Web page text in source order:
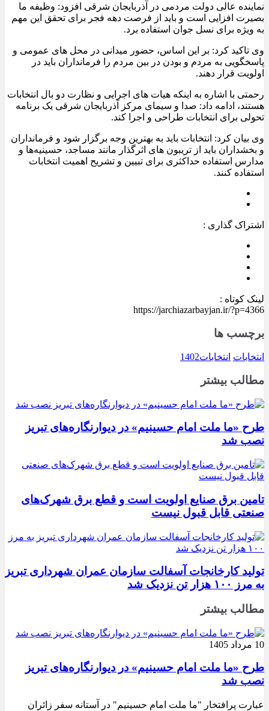
نماینده عالی دولت مردمی در آذربایجان شرقی افزود: وظیفه ما
بصیرت افزایی است و باید از فرصت دهه فجر برای تحقق این مهم
به ویژه برای نسل جوان استفاده برد.
وی تاکید کرد: بر این اساس، حضور میدانی در محل های عمومی و
پاسخگویی به مردم و بودن در بین مردم را فرمانداران باید در
اولویت قرار دهند.
رحمتی با اشاره به اینکه هیات های اجرایی و نظارت دو بال انتخابات
هستند، ادامه داد: صدا و سیمای مرکز آذربایجان شرقی یک برنامه
تحولی برای انتخابات طراحی و اجرا کند.
وی بیان کرد: انتخابات باید به بهترین وجه برگزار شود و فرمانداران
و بخشداران باید از تریبون های اثرگذار مانند مساجد، حسینیه‌ها و
مدارس استفاده حداکثری برای تبیین و تشریح اهمیت انتخابات
استفاده کنند.
اشتراک گذاری :
لینک کوتاه :
https://jarchiazarbayjan.ir/?p=4366
برچسب ها
انتخابات انتخابات1402
مطالب بیشتر
طرح «ما ملت امام حسینیم» در دیوارنگاره‌های تبریز
نصب شد
تامین برق صنایع اولویت است و قطع برق شهرک‌های
صنعتی قابل قبول نیست
تولید کارخانجات آسفالت سازمان عمران شهرداری تبریز
به مرز ۱۰۰ هزار تن نزدیک شد
مطالب بیشتر
10 مرداد 1405
طرح «ما ملت امام حسینیم» در دیوارنگاره‌های تبریز
نصب شد
عبارت پرافتخار "ما ملت امام حسینیم" در آستانه سفر زائران